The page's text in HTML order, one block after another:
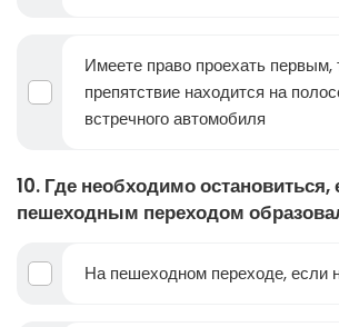
Имеете право проехать первым,
препятствие находится на
встречного автомобиля
10. Где необходимо остановиться,
пешеходным переходом
На пешеходном переходе, если